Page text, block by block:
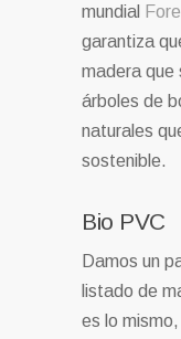
mundial
garantiza
madera que
árboles de
naturales
sostenible.
Bio PVC
Damos un
listado de
es lo